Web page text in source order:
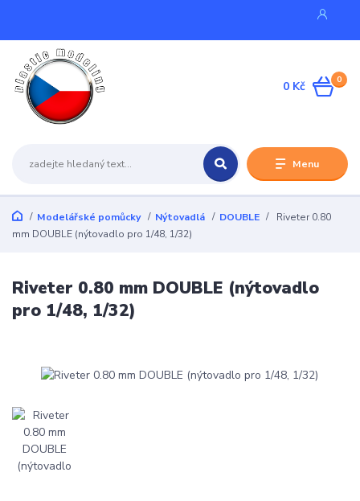
Menu
0
0 Kč
Modelářské pomůcky Nýtovadlá DOUBLE
Riveter 0.80
mm DOUBLE (nýtovadlo pro 1/48, 1/32)
Riveter 0.80 mm DOUBLE (nýtovadlo
pro 1/48, 1/32)